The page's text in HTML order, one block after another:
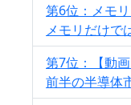
第6位：メモ
メモリだけで
第7位：【動
前半の半導体